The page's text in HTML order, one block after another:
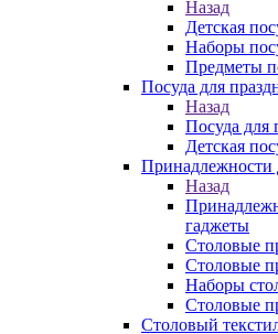
Назад
Детская
Наборы
Предметы
Посуда для
Назад
Посуда для
Детская
Принадлежности
Назад
гаджеты
Столовые
Столовые
Наборы
Столовые
Столовый